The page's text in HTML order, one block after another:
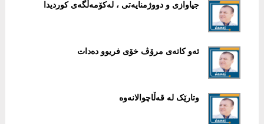
جیاوازی و دووژمنایەتی ، لەکۆمەڵگەی کوردیدا
ئەو كاتەی مرۆڤ خۆی فریوو دەدات
وتارێک لە قەڵاچوالانەوە